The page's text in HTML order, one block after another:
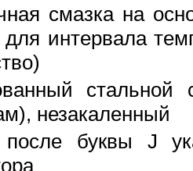
смазка на
интервала
стальной
незакаленный
буквы J